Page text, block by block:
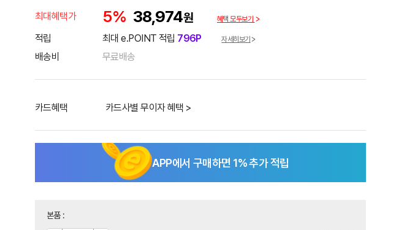
최대혜택가
5% 38,974원 혜택 모두보기
적립 최대 e.POINT 적립 796P 자세히보기
배송비 무료배송
카드혜택 카드사별 무이자 혜택 >
APP에서 구매하면 1% 추가 적립
본품: